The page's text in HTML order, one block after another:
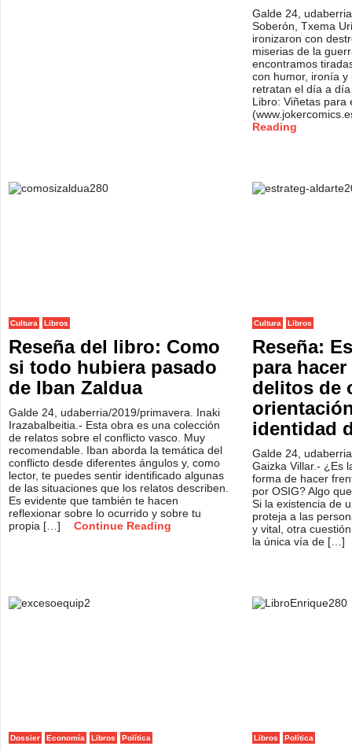
Galde 24,
Soberón, Txema
ironizaron con
miserias de la
encontramos
con humor, ironía y
retratan el día a
Libro: Viñetas para
Reading
Cultura Libros
Reseña del libro: Como
si todo hubiera pasado
de Iban Zaldua
Galde 24, udaberria/2019/primavera. Inaki
Irazabalbeitia.- Esta obra es una colección
de relatos sobre el conflicto vasco. Muy
recomendable. Iban aborda la temática del
conflicto desde diferentes ángulos y, como
lector, te puedes sentir identificado algunas
de las situaciones que los relatos describen.
Es evidente que también te hacen
reflexionar sobre lo ocurrido y sobre tu
propia […]
Continue Reading
Cultura Libros
Reseña:
para
delitos de
identidad
Galde 24,
Gaizka Villar.- ¿Es
forma de hacer
por OSIG? Algo
Si la existencia de
proteja a las
y vital, otra
la única vía de […]
Dossier Economía Libros Política Libros Política